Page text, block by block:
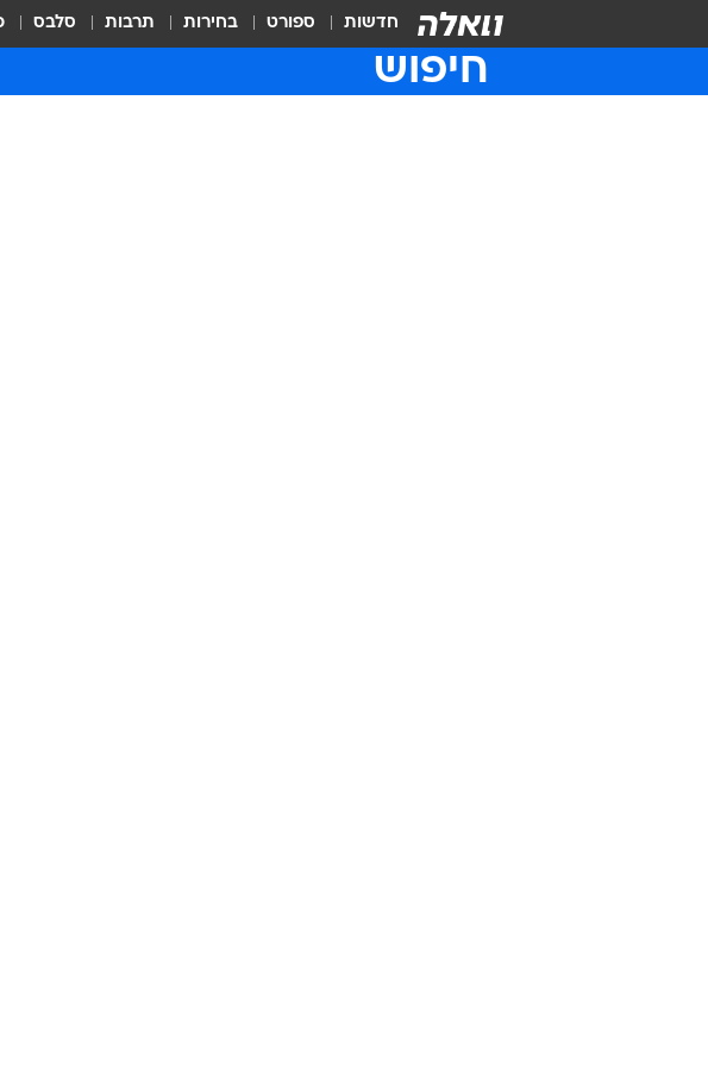
חדשות ספורט בחירות תרבות סלבס
חיפוש